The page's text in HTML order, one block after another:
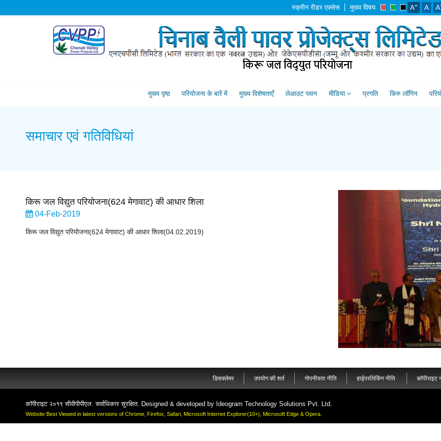
स्क्रीन रीडर एक्सेस मुख्य विषय A+ A A
मुख्य पृष्ठ परियोजना के बारें में मुख्य विशेषताएँ लेआउट प्लान मीडिया प्रगति किरु लॉगिन
समाचार एवं गतिविधियां
किरू जल विद्युत परियोजना(624 मेगावाट) की आधार शिला
04-Feb-2019
किरू जल विद्युत परियोजना(624 मेगावाट) की आधार शिला(04.02.2019)
डिसक्लेमर उपयोग की शर्त गोपनीयता नीति हाईपरलिंकिंग नीति कॉपीराइट
कॉपीराइट २०१९ सीवीपीपीएल. सर्वाधिकार सुरक्षित. Designed & developed by Ideogram Technology Solutions Pvt. Ltd.
Website Best Viewed in latest versions of Chrome, Firefox, Safari, Microsoft Internet Explorer(10+), Microsoft Edge & Opera.